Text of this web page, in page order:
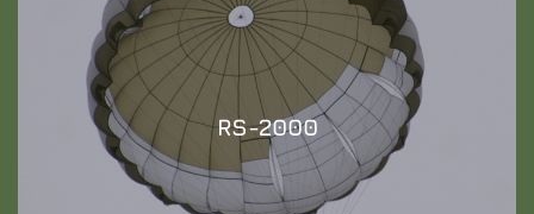
RS-2000